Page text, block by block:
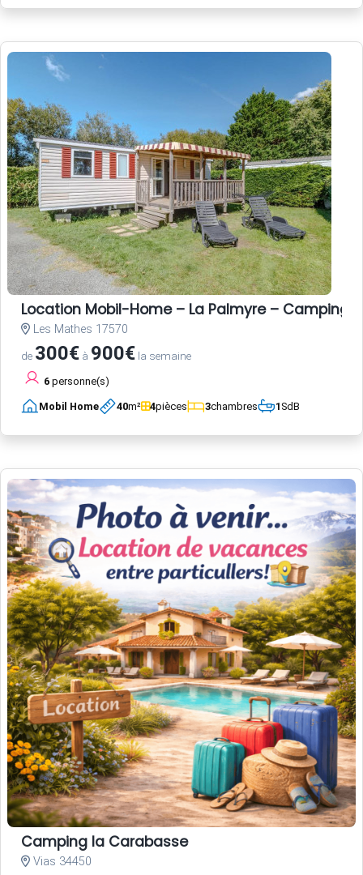
Location Mobil-Home – La Palmyre – Camping
Les Mathes 17570
de 300€ à 900€ la semaine
6 personne(s)
Mobil Home 40m² 4pièces 3chambres 1SdB
Camping la Carabasse
Vias 34450